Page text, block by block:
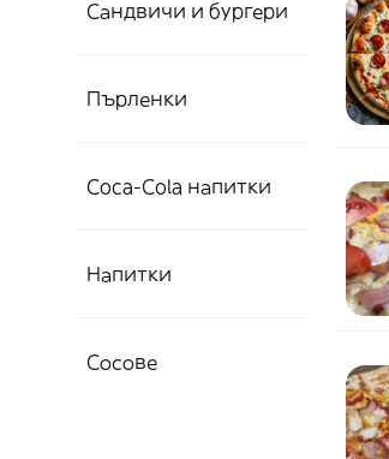
Сандвичи и бургери
Пърленки
Coca-Cola напитки
Напитки
Сосове